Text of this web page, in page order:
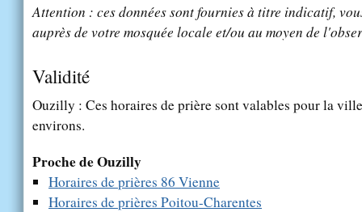
Attention : ces données sont fournies à titre indicatif,
auprès de votre mosquée locale et/ou au moyen de
Validité
Ouzilly : Ces horaires de prière sont valables pour la
environs.
Proche de Ouzilly
Horaires de prières 86 Vienne
Horaires de prières Poitou-Charentes